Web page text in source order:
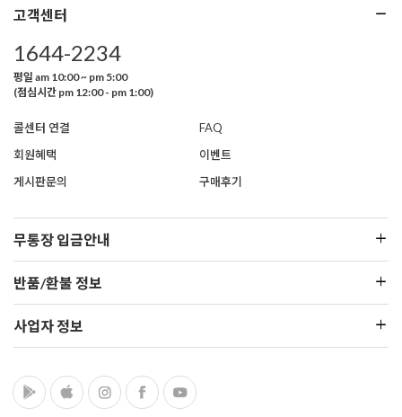
고객센터
1644-2234
평일 am 10:00 ~ pm 5:00
(점심시간 pm 12:00 - pm 1:00)
콜센터 연결
FAQ
회원혜택
이벤트
게시판문의
구매후기
무통장 입금안내
반품/환불 정보
사업자 정보